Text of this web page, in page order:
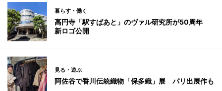
暮らす・働く
高円寺「駅すぱあと」のヴァル研究所が50周年
新ロゴ公開
見る・遊ぶ
阿佐谷で香川伝統織物「保多織」展 パリ出展作も